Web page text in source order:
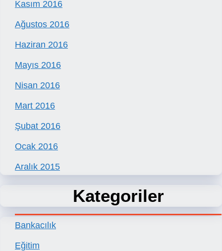
Kasım 2016
Ağustos 2016
Haziran 2016
Mayıs 2016
Nisan 2016
Mart 2016
Şubat 2016
Ocak 2016
Aralık 2015
Kategoriler
Bankacılık
Eğitim